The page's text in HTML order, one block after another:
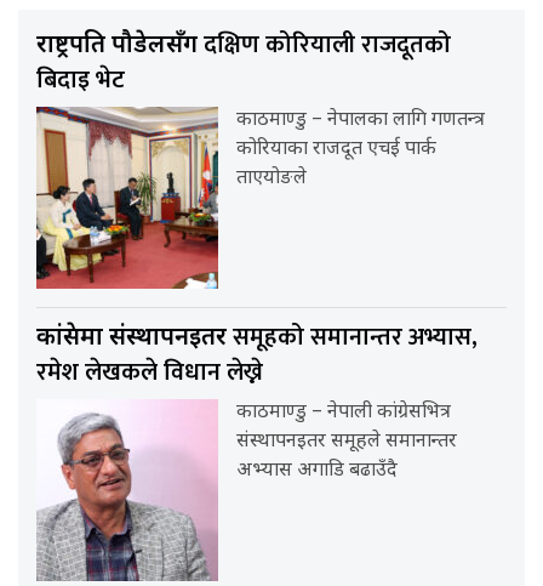
राष्ट्रपति पौडेलसँगदक्षिण कोरियाली राजदूतको
बिदाइ भेट
काठमाण्डु – नेपालका लागि गणतन्त्र
कोरियाका राजदूत एचई पार्क
ताएयोङले
कांग्रेसमा संस्थापनइतरसमूहको समानान्तर अभ्यास,
रमेश लेखकले विधान लेख्ने
काठमाण्डु – नेपाली कांग्रेसभित्र
संस्थापनइतर समूहले समानान्तर
अभ्यास अगाडि बढाउँदै